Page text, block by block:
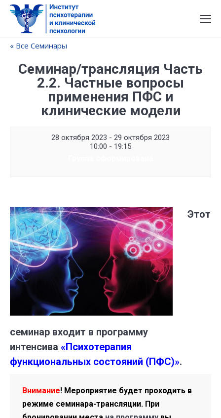
« Все Семинары
Семинар/трансляция Часть
2.2. Частные вопросы
применения ПФС и
клинические модели
28 октября 2023 - 29 октября 2023
10:00 - 19:15
Этот
семинар входит в программу
интенсива «Психотерапия
функциональных состояний (ПФС)».
Внимание! Мероприятие будет проходить в
режиме семинара-трансляции. При